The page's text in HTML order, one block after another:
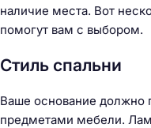
наличие места. Вот
помогут вам с выбором.
Стиль спальни
Ваше основание должно
предметами мебели.